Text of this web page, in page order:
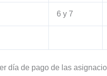
6 y 7
día de pago de las